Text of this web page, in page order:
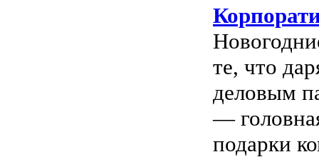
те, что
деловым
—
подарки